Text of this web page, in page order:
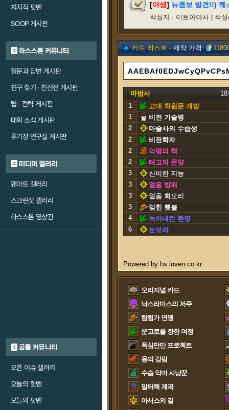
치지직 팟벤
SOOP 게시판
하스스톤 커뮤니티
질문과 답변 게시판
친구 찾기 · 친선전 게시판
팁 · 전략 게시판
대회 소식 게시판
투기장 연구실 게시판
미디어 갤러리
팬아트 갤러리
스크린샷 갤러리
하스스톤 영상관
공통 커뮤니티
오픈 이슈 갤러리
오늘의 핫벤
오늘의 팟벤
[야생] 뉴콤보 발견!!) 퀘
작성자 : 이토아야사 | 작
카드 리스트 -제작 가격:
마법사
18
1
고대 차원문 개방
1
비전 기술병
2
마술사의 수습생
2
비전학자
2
악령의 책
2
태고의 문양
3
신비한 지능
3
얼음 방패
3
얼음 회오리
3
잊힌 횃불
4
녹아내린 환영
6
눈보라
오리지널 카드
낙스라마스의 저주
탐험가 연맹
운고로를 향한 여정
폭심만만 프로젝트
용의 강림
수습 악마 사냥꾼
알터랙 계곡
아서스의 길